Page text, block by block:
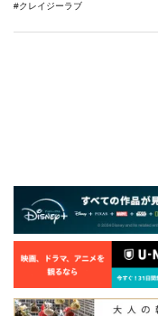
クレイジーラブ